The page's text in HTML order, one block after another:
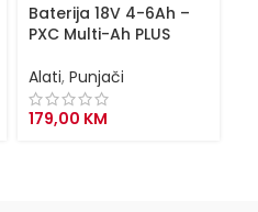
Baterija 18V 4-6Ah –
PXC Multi-Ah PLUS
Alati, Punjači
179,00 KM